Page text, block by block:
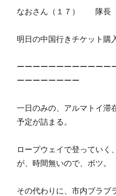
なおさん（１７） 隊長（
明日の中国行きチケット
ーーーーーーーーーーーー
ーーーーーーーー
一日のみの、アルマトイ滞
予定が詰まる。
ロープウェイで登っていく
が、時間無いので、ボツ。
その代わりに、市内ブラブ